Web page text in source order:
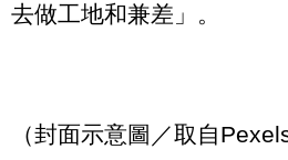
去做工地和兼差」。
（封面示意圖／取自Pexels